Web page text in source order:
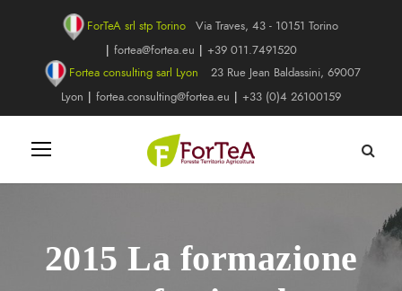
ForTeA srl stp Torino
Via Traves, 43 - 10151 Torino
| fortea@fortea.eu | +39 011.7491520
Fortea consulting sarl Lyon
23 Rue Jean Baldassini, 69007
Lyon | fortea.consulting@fortea.eu | +33 (0)4 26100159
2015 La formazione